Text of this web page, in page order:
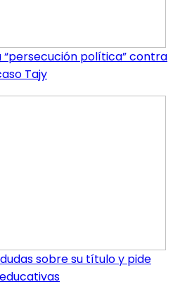
“persecución política” contra
Tajy
sobre su título y pide